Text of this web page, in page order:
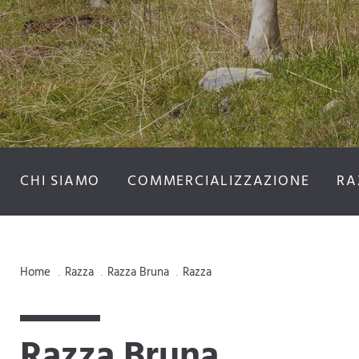
CHI SIAMO COMMERCIALIZZAZIONE
Home . Razza . Razza Bruna . Razza